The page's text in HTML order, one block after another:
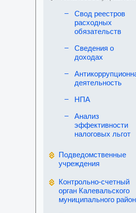
Свод реестров
расходных
обязательств
Сведения о
доходах
деятельность
НПА
Анализ
эффективности
налоговых льгот
Подведомственные
учреждения
Контрольно-счетный
орган Калевальского
муниципального